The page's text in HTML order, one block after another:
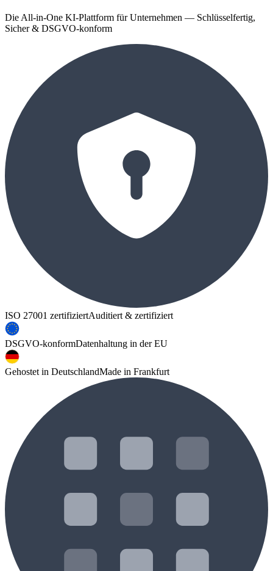
Die All-in-One KI-Plattform für Unternehmen — Schlüsselfertig,
Sicher & DSGVO-konform
ISO 27001 zertifiziertAuditiert & zertifiziert
DSGVO-konformDatenhaltung in der EU
Gehostet in DeutschlandMade in Frankfurt